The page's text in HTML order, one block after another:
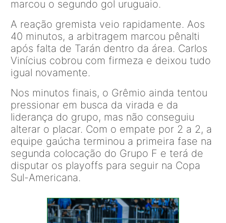
marcou o segundo gol uruguaio.
A reação gremista veio rapidamente. Aos
40 minutos, a arbitragem marcou pênalti
após falta de Tarán dentro da área. Carlos
Vinícius cobrou com firmeza e deixou tudo
igual novamente.
Nos minutos finais, o Grêmio ainda tentou
pressionar em busca da virada e da
liderança do grupo, mas não conseguiu
alterar o placar. Com o empate por 2 a 2, a
equipe gaúcha terminou a primeira fase na
segunda colocação do Grupo F e terá de
disputar os playoffs para seguir na Copa
Sul-Americana.